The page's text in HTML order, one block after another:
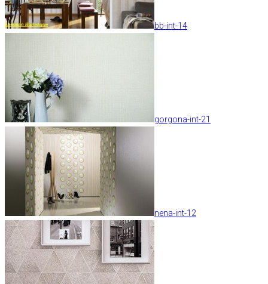
bb-int-14
gorgona-int-21
nena-int-12